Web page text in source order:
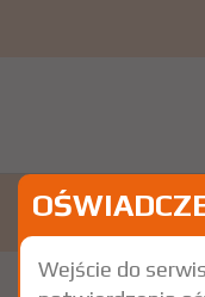
Wejście do